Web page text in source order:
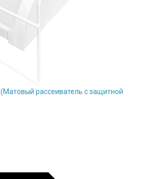
рассеиватель с защитной